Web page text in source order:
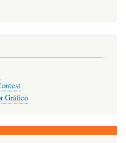
Gráfico